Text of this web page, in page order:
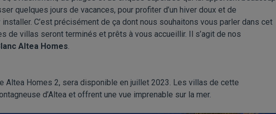
quelques jours de vacances, pour profiter d’un hiver doux et de
C’est précisément de ça dont nous souhaitons vous parler dans cet
de villas seront terminés et prêts à vous accueillir. Il s’agit de nos
Altea Homes.
Altea Homes 2, sera disponible en juillet 2023. Les villas de cette
d’Altea et offrent une vue imprenable sur la mer.